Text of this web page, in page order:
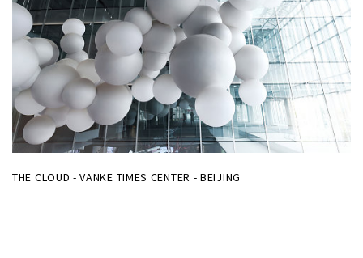
THE CLOUD - VANKE TIMES CENTER - BEIJING